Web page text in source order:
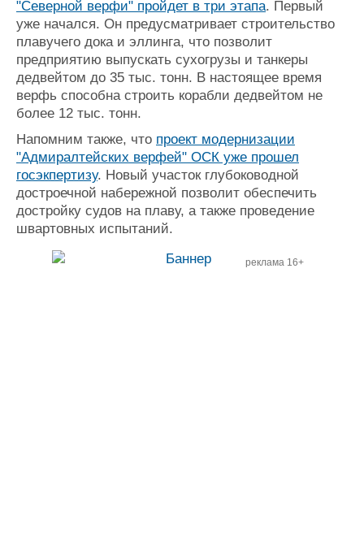
"Северной верфи" пройдет в три этапа. Первый
уже начался. Он предусматривает строительство
плавучего дока и эллинга, что позволит
предприятию выпускать сухогрузы и танкеры
дедвейтом до 35 тыс. тонн. В настоящее время
верфь способна строить корабли дедвейтом не
более 12 тыс. тонн.
Напомним также, что проект модернизации
"Адмиралтейских верфей" ОСК уже прошел
госэкпертизу. Новый участок глубоководной
достроечной набережной позволит обеспечить
достройку судов на плаву, а также проведение
швартовных испытаний.
реклама 16+